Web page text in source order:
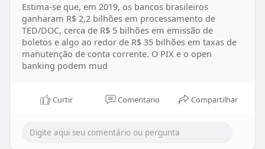
Estima-se que, em 2019, os bancos brasileiros
ganharam R$ 2,2 bilhões em processamento de
TED/DOC, cerca de R$ 5 bilhões em emissão de
boletos e algo ao redor de R$ 35 bilhões em taxas de
manutenção de conta corrente. O PIX e o open
banking podem mud
Curtir Comentario Compartilhar